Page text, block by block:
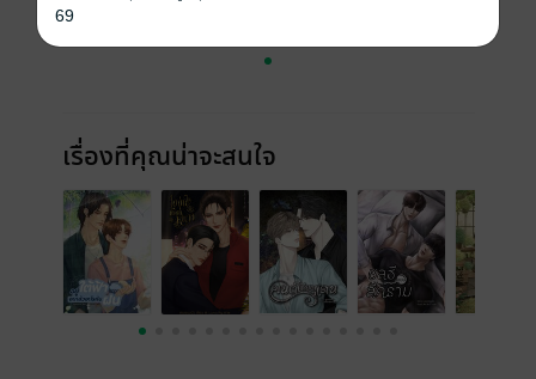
เรื่องที่คุณน่าจะสนใจ
69